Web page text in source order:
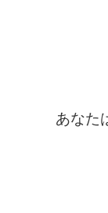
あなた